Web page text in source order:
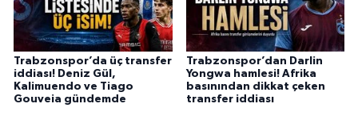
Trabzonspor’da üç transfer
iddiası! Deniz Gül,
Kalimuendo ve Tiago
Gouveia gündemde
Trabzonspor’dan Darlin
Yongwa hamlesi! Afrika
basınından dikkat çeken
transfer iddiası